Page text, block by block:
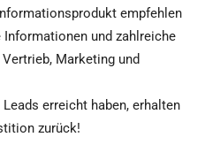
empfehlen
und zahlreiche
Marketing und
erreicht haben, erhalten
zurück!